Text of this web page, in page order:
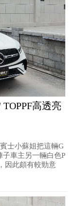
士小蘇姐把這輛G
子車主另一輛白色P
因此頗有較勁意